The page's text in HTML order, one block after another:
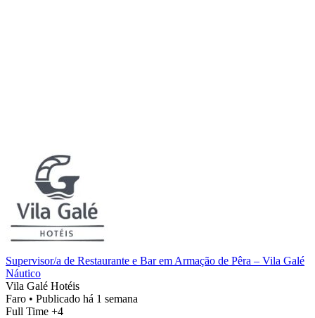
Supervisor/a de Restaurante e Bar em Armação de Pêra – Vila Galé
Náutico
Vila Galé Hotéis
Faro • Publicado há 1 semana
Full Time +4